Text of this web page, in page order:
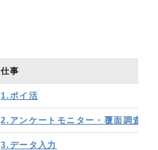
仕事
1.ポイ活
2.アンケートモニター・覆面調査
3.データ入力